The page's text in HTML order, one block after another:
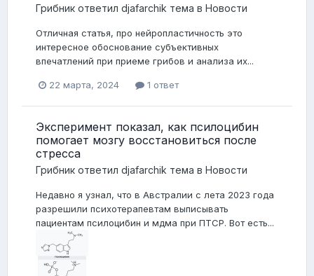
Грибник ответил djafarchik тема в Новости
Отличная статья, про нейропластичность это
интересное обоснование субъективных
впечатлений при приеме грибов и анализа их...
22 марта, 2024 1 ответ
Эксперимент показал, как псилоцибин
помогает мозгу восстановиться после
стресса
Грибник ответил djafarchik тема в Новости
Недавно я узнал, что в Австралии с лета 2023 года
разрешили психотерапевтам выписывать
пациентам псилоцибин и мдма при ПТСР. Вот есть...